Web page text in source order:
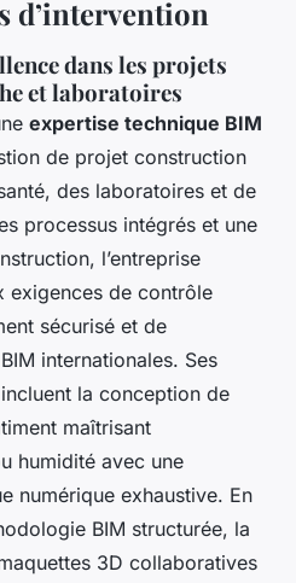
d’intervention
dans les projets
et laboratoires
expertise technique BIM
de projet construction
des laboratoires et de
processus intégrés et une
l’entreprise
exigences de contrôle
sécurisé et de
internationales. Ses
la conception de
maîtrisant
humidité avec une
numérique exhaustive. En
BIM structurée, la
3D collaboratives